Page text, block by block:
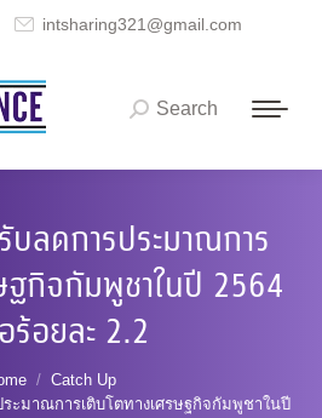
intsharing321@gmail.com
Search:
Search
บลดการประมาณการ
ฐกิจกัมพูชาในปี 2564
ร้อยละ 2.2
Catch Up
ะมาณการเติบโตทางเศรษฐกิจกัมพูชาในปี